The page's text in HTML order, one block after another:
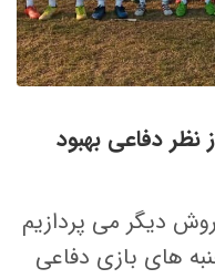
نظر دفاعی بهبود
دیگر می پردازیم
های بازی دفاعی